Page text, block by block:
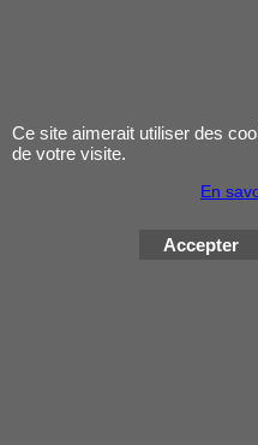
clef
Ce site aimerait utiliser des
de votre visite.
En
Accepter